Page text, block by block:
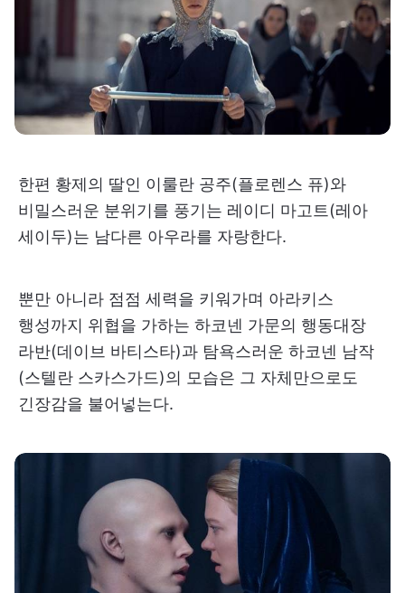
한편 황제의 딸인 이룰란 공주(플로렌스 퓨)와
비밀스러운 분위기를 풍기는 레이디 마고트(레아
세이두)는 남다른 아우라를 자랑한다.
뿐만 아니라 점점 세력을 키워가며 아라키스
행성까지 위협을 가하는 하코넨 가문의 행동대장
라반(데이브 바티스타)과 탐욕스러운 하코넨 남작
(스텔란 스카스가드)의 모습은 그 자체만으로도
긴장감을 불어넣는다.